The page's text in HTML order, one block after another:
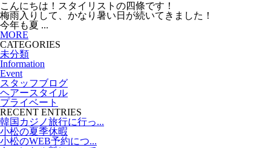
こんにちは！スタイリストの四條です！
梅雨入りして、かなり暑い日が続いてきました！
今年も夏 ...
MORE
CATEGORIES
未分類
Information
Event
スタッフブログ
ヘアースタイル
プライベート
RECENT ENTRIES
韓国カジノ旅行に行っ...
小松の夏季休暇
小松のWEB予約につ...